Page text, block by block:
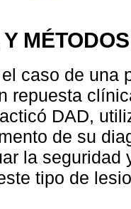
MÉTODOS
caso de una
repuesta
DAD,
de su
la seguridad
tipo de